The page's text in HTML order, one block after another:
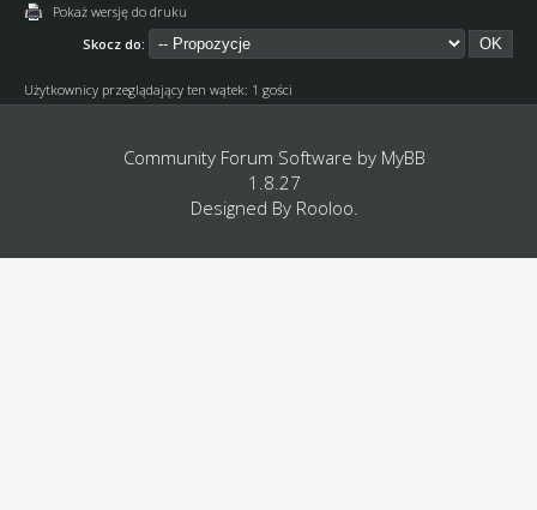
Pokaż wersję do druku
Skocz do:
Użytkownicy przeglądający ten wątek: 1 gości
Community Forum Software by MyBB
1.8.27
Designed By Rooloo